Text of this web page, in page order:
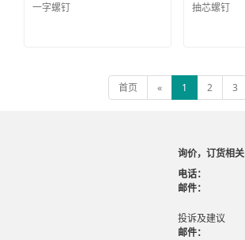
一字螺钉 抽芯螺钉
首页 « 1 2 3
询价，订货相关
电话：
邮件：
投诉及建议
邮件：